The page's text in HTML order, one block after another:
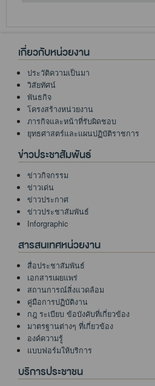
เกี่ยวกับหน่วยงาน
ประวัติความเป็นมา
วิสัยทัศน์
พันธกิจ
โครงสร้างหน่วยงาน
ภารกิจและหน้าที่รับผิดชอบ
ยุทธศาสตร์และแผนปฏิบัติราชการ
ข่าวประชาสัมพันธ์
ข่าวกิจกรรม
ข่าวเด่น
ข่าวประกาศ
ข่าวประชาสัมพันธ์
Inforgraphic
สารสนเทศหน่วยงาน
สื่อประชาสัมพันธ์
เอกสารเผยแพร่
สถานการณ์สิ่งแวดล้อม
คู่มือการปฏิบัติงาน
กฎ ระเบียบ ข้อบังคับที่เกี่ยวข้อง
มาตรฐานต่างๆ ที่เกี่ยวข้อง
องค์ความรู้
แบบฟอร์มให้บริการ
บริการประชาชน